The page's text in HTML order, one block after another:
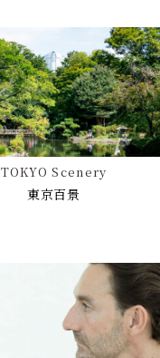
TOKYO Scenery
東京百景